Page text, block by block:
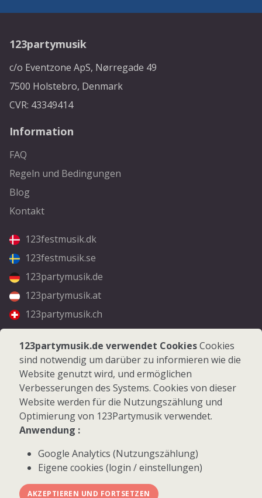
123partymusik
c/o Eventzone ApS, Nørregade 49
7500 Holstebro, Denmark
CVR: 43349414
Information
FAQ
Regeln und Bedingungen
Blog
Kontakt
123festmusik.dk
123festmusik.se
123partymusik.de
123partymusik.at
123partymusik.ch
Folgen Sie uns
Facebook
Instagram
© 2026 123Partymusik.de - Alle Rechte vorbehalten
123partymusik.de verwendet CookiesCookies
sind notwendig um darüber zu informieren wie die
Website genutzt wird, und ermöglichen
Verbesserungen des Systems. Cookies von dieser
Website werden für die Nutzungszählung und
Optimierung von 123Partymusik verwendet.
Anwendung :
Google Analytics (Nutzungszählung)
Eigene cookies (login / einstellungen)
AKZEPTIEREN UND FORTSETZEN